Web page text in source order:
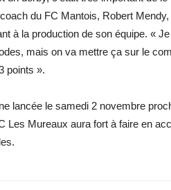
du FC Mantois, Robert
à la production de son équipe. «
mais on va mettre ça sur le
points ».
lancée le samedi 2 novembre
Les Mureaux aura fort à faire en